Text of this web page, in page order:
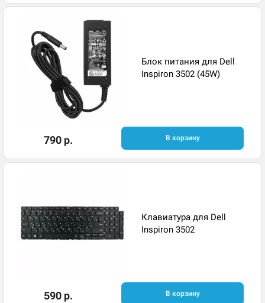
Блок питания для Dell
Inspiron 3502 (45W)
790 р. В корзину
Клавиатура для Dell
Inspiron 3502
590 р. В корзину